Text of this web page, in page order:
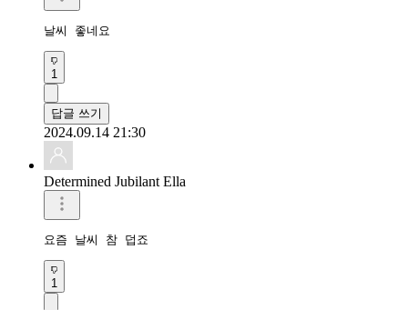
날씨 좋네요
1
답글 쓰기
2024.09.14 21:30
Determined Jubilant Ella
요즘 날씨 참 덥죠
1